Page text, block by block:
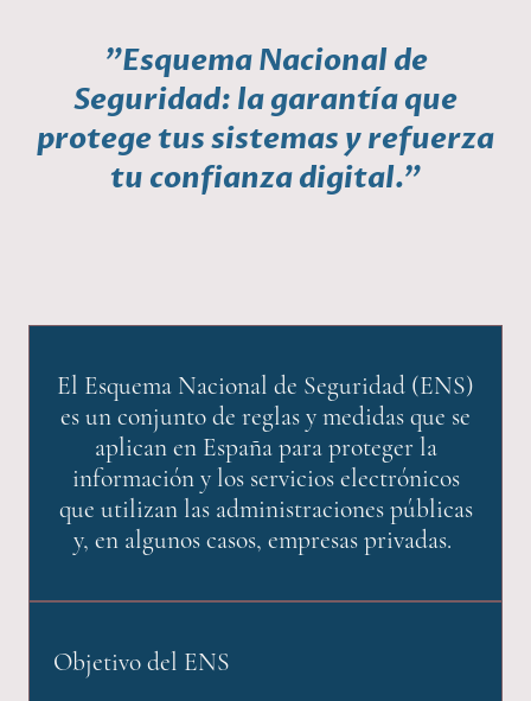
"Esquema Nacional de
Seguridad: la garantía que
protege tus sistemas y refuerza
tu confianza digital."
El Esquema Nacional de Seguridad (ENS)
es un conjunto de reglas y medidas que se
aplican en España para proteger la
información y los servicios electrónicos
que utilizan las administraciones públicas
y, en algunos casos, empresas privadas.
Objetivo del ENS